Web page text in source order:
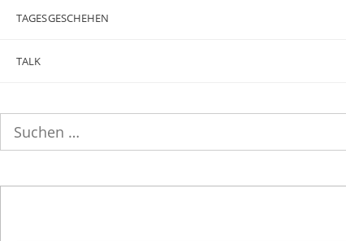
TAGESGESCHEHEN
TALK
nach: